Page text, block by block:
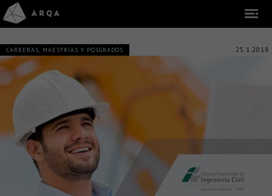
CARRERAS, MAESTRÍAS Y POSGRADOS 25.1.2018